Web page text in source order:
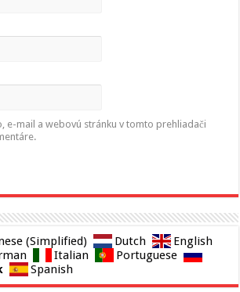
e-mail a webovú stránku v tomto prehliadači
(Simplified) Dutch
English
Italian
Portuguese
Spanish